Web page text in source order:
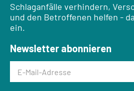
Schlaganfälle verhindern,
und den Betroffenen helfen -
ein.
Newsletter abonnieren